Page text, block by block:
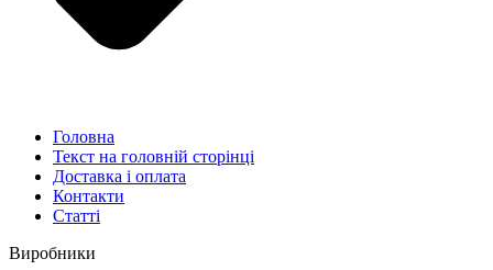
Головна
Текст на головній сторінці
Доставка і оплата
Контакти
Статті
Виробники